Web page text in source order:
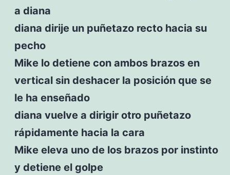
a diana
diana dirije un puñetazo recto hacia su
pecho
Mike lo detiene con ambos brazos en
vertical sin deshacer la posición que se
le ha enseñado
diana vuelve a dirigir otro puñetazo
rápidamente hacia la cara
Mike eleva uno de los brazos por instinto
y detiene el golpe